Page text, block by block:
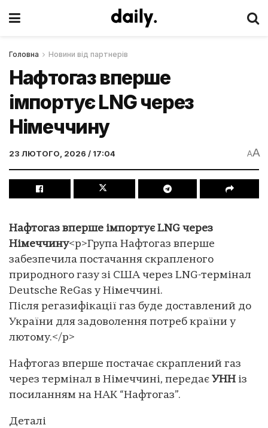
Головна Новини від партнерів
Нафтогаз вперше
імпортує LNG через
Німеччину
23 ЛЮТОГО, 2026 / 17:04 AA
Нафтогаз вперше імпортує LNG через
Німеччину<p>Група Нафтогаз вперше
забезпечила постачання скрапленого
природного газу зі США через LNG-термінал
Deutsche ReGas у Німеччині.
Після регазифікації газ буде доставлений до
України для задоволення потреб країни у
лютому.</p>
Нафтогаз вперше постачає скраплений газ
через термінал в Німеччині, передає УНН із
посиланням на НАК “Нафтогаз”.
Деталі